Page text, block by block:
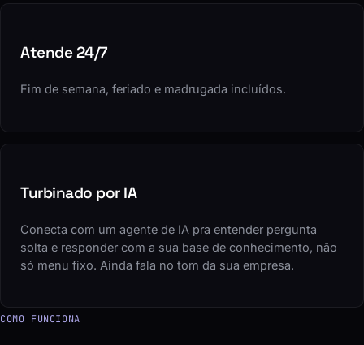
Atende 24/7
Fim de semana, feriado e madrugada incluídos.
Turbinado por IA
Conecta com um agente de IA pra entender pergunta
solta e responder com a sua base de conhecimento, não
só menu fixo. Ainda fala no tom da sua empresa.
COMO FUNCIONA